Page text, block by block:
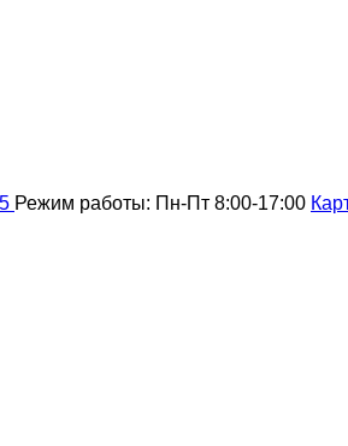
Режим работы: Пн-Пт 8:00-17:00